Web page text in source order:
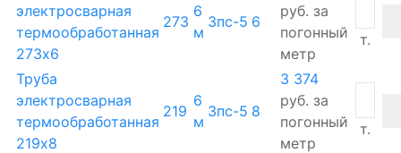
электросварная
термообработанная
273х6
273
6
м
3пс-5 6
руб. за
погонный
метр
т.
Труба
электросварная
термообработанная
219х8
219
6
м
3пс-5 8
3 374
руб. за
погонный
метр
т.